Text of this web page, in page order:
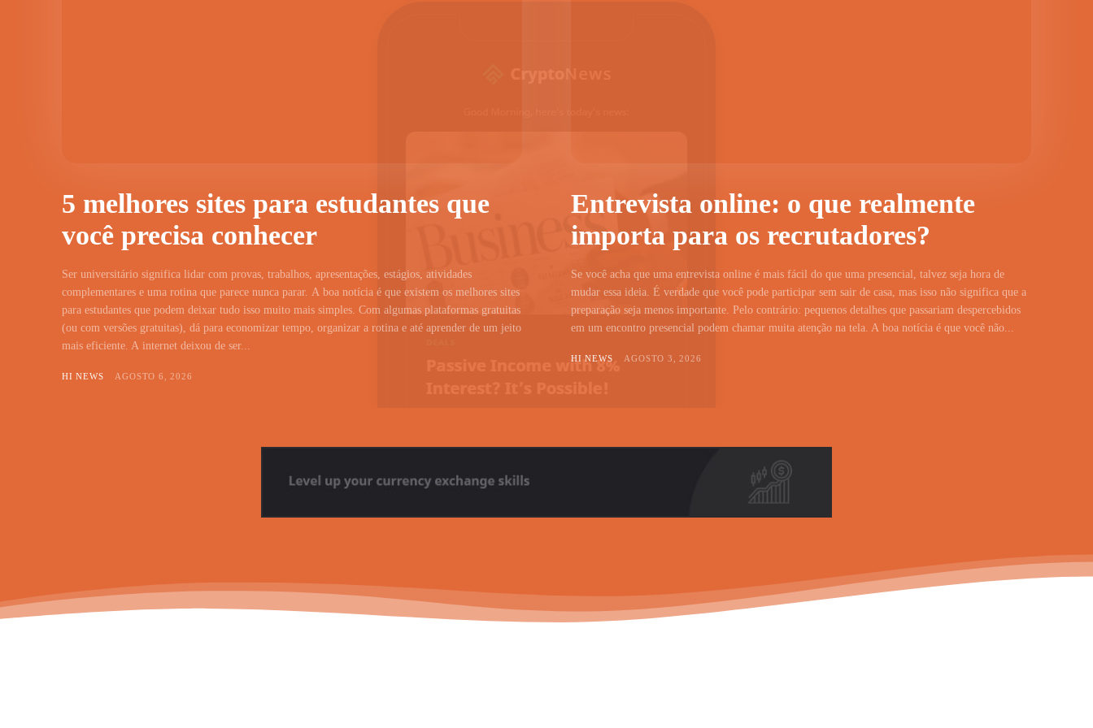
5 melhores sites para estudantes que
você precisa conhecer
Ser universitário significa lidar com provas, trabalhos, apresentações, estágios, atividades
complementares e uma rotina que parece nunca parar. A boa notícia é que existem os melhores sites
para estudantes que podem deixar tudo isso muito mais simples. Com algumas plataformas gratuitas
(ou com versões gratuitas), dá para economizar tempo, organizar a rotina e até aprender de um jeito
mais eficiente. A internet deixou de ser...
HI NEWS AGOSTO 6, 2026
Entrevista online: o que realmente
importa para os recrutadores?
Se você acha que uma entrevista online é mais fácil do que uma presencial, talvez seja hora de
mudar essa ideia. É verdade que você pode participar sem sair de casa, mas isso não significa que a
preparação seja menos importante. Pelo contrário: pequenos detalhes que passariam despercebidos
em um encontro presencial podem chamar muita atenção na tela. A boa notícia é que você não...
HI NEWS AGOSTO 3, 2026